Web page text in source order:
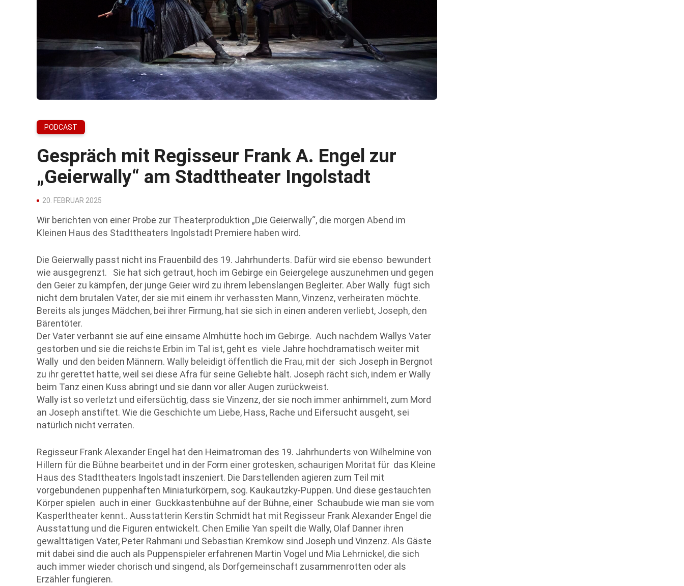
PODCAST
Gespräch mit Regisseur Frank A. Engel zur
„Geierwally“ am Stadttheater Ingolstadt
20. FEBRUAR 2025
Wir berichten von einer Probe zur Theaterproduktion „Die Geierwally“, die morgen Abend im
Kleinen Haus des Stadttheaters Ingolstadt Premiere haben wird.
Die Geierwally passt nicht ins Frauenbild des 19. Jahrhunderts. Dafür wird sie ebenso bewundert
wie ausgegrenzt. Sie hat sich getraut, hoch im Gebirge ein Geiergelege auszunehmen und gegen
den Geier zu kämpfen, der junge Geier wird zu ihrem lebenslangen Begleiter. Aber Wally fügt sich
nicht dem brutalen Vater, der sie mit einem ihr verhassten Mann, Vinzenz, verheiraten möchte.
Bereits als junges Mädchen, bei ihrer Firmung, hat sie sich in einen anderen verliebt, Joseph, den
Bärentöter.
Der Vater verbannt sie auf eine einsame Almhütte hoch im Gebirge. Auch nachdem Wallys Vater
gestorben und sie die reichste Erbin im Tal ist, geht es viele Jahre hochdramatisch weiter mit
Wally und den beiden Männern. Wally beleidigt öffentlich die Frau, mit der sich Joseph in Bergnot
zu ihr gerettet hatte, weil sei diese Afra für seine Geliebte hält. Joseph rächt sich, indem er Wally
beim Tanz einen Kuss abringt und sie dann vor aller Augen zurückweist.
Wally ist so verletzt und eifersüchtig, dass sie Vinzenz, der sie noch immer anhimmelt, zum Mord
an Joseph anstiftet. Wie die Geschichte um Liebe, Hass, Rache und Eifersucht ausgeht, sei
natürlich nicht verraten.
Regisseur Frank Alexander Engel hat den Heimatroman des 19. Jahrhunderts von Wilhelmine von
Hillern für die Bühne bearbeitet und in der Form einer grotesken, schaurigen Moritat für das Kleine
Haus des Stadttheaters Ingolstadt inszeniert. Die Darstellenden agieren zum Teil mit
vorgebundenen puppenhaften Miniaturkörpern, sog. Kaukautzky-Puppen. Und diese gestauchten
Körper spielen auch in einer Guckkastenbühne auf der Bühne, einer Schaubude wie man sie vom
Kasperltheater kennt.. Ausstatterin Kerstin Schmidt hat mit Regisseur Frank Alexander Engel die
Ausstattung und die Figuren entwickelt. Chen Emilie Yan speilt die Wally, Olaf Danner ihren
gewalttätigen Vater, Peter Rahmani und Sebastian Kremkow sind Joseph und Vinzenz. Als Gäste
mit dabei sind die auch als Puppenspieler erfahrenen Martin Vogel und Mia Lehrnickel, die sich
auch immer wieder chorisch und singend, als Dorfgemeinschaft zusammenrotten oder als
Erzähler fungieren.